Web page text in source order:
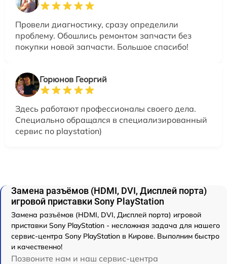
Провели диагностику, сразу определили
проблему. Обошлись ремонтом запчасти без
покупки новой запчасти. Большое спасибо!
Горюнов Георгий
Здесь работают профессионалы своего дела.
Специально обращался в специализированный
сервис по playstation)
Замена разъёмов (HDMI, DVI, Дисплей порта)
игровой приставки Sony PlayStation
Замена разъёмов (HDMI, DVI, Дисплей порта) игровой
приставки Sony PlayStation - несложная задача для нашего
сервис-центра Sony PlayStation в Кирове. Выполним быстро
и качественно!
Позвоните нам и наш сервис-центра